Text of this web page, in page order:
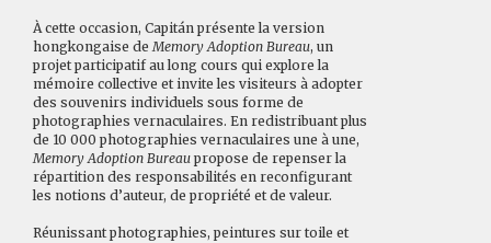
À cette occasion, Capitán présente la version
hongkongaise de Memory Adoption Bureau, un
projet participatif au long cours qui explore la
mémoire collective et invite les visiteurs à adopter
des souvenirs individuels sous forme de
photographies vernaculaires. En redistribuant plus
de 10 000 photographies vernaculaires une à une,
Memory Adoption Bureau propose de repenser la
répartition des responsabilités en reconfigurant
les notions d’auteur, de propriété et de valeur.
Réunissant photographies, peintures sur toile et